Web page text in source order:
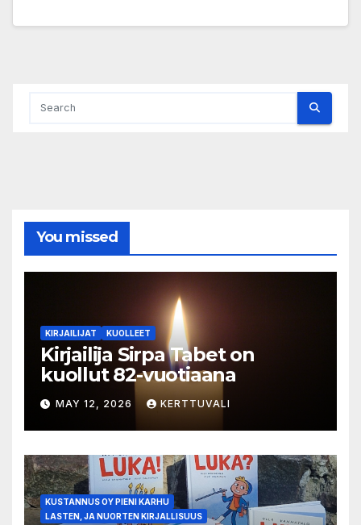
You missed
KIRJAILIJAT KUOLLEET
Kirjailija Sirpa Tabet on
kuollut 82-vuotiaana
MAY 12, 2026 KERTTUVALI
KUSTANNUS OY PIENI KARHU
LASTEN, JA NUORTEN KIRJALLISUUS